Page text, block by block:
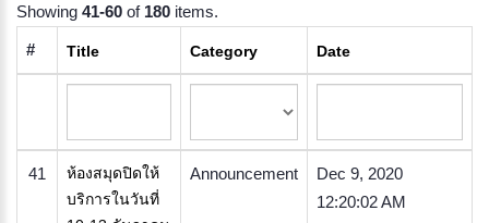
Showing 41-60 of 180 items.
# Title Category Date
41
ห้องสมุดปิดให้
บริการในวันที่
Announcement
Dec 9, 2020
12:20:02 AM